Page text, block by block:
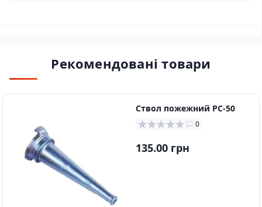
Рекомендовані товари
Ствол пожежний РС-50
0
135.00 грн